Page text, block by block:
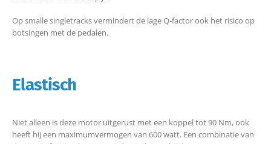
Op smalle singletracks vermindert de lage Q-factor ook het risico op
botsingen met de pedalen.
Elastisch
Niet alleen is deze motor uitgerust met een koppel tot 90 Nm, ook
heeft hij een maximumvermogen van 600 watt. Een combinatie van